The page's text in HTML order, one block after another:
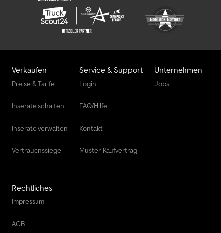
Verkaufen
Preise & Tarife
Inserate schalten
Inserate verwalten
Vertrauenssiegel
Service & Support
Login
FAQ/Hilfe
Kontakt
Muster-Kaufvertrag
Unternehmen
Jobs
Rechtliches
Impressum
AGB